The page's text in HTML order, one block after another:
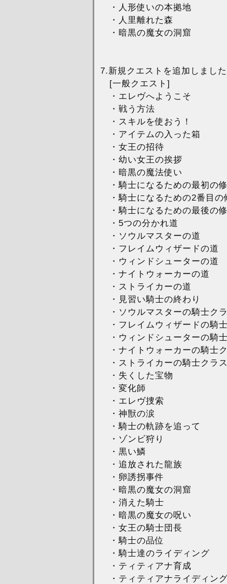
・人形使いの本拠地
・人里離れた森
・暗黒の魔女の洞窟
7.新規クエストを追加しまし
[一般クエスト]
・エレヴへようこそ
・戦う方法
・スキルを使おう！
・アイテムの入った箱
・女王の招待
・幼い女王の挨拶
・暗黒の魔法使い
・騎士になるための最初の
・騎士になるための2番目の
・騎士になるための最後の
・5つの分かれ道
・ソウルマスターの道
・フレイムウィザードの道
・ウィンドシューターの道
・ナイトウォーカーの道
・ストライカーの道
・見習い騎士の終わり
・ソウルマスターの騎士ク
・フレイムウィザードの騎
・ウィンドシューターの騎
・ナイトウォーカーの騎士
・ストライカーの騎士クラ
・失くした宝物
・変化師
・エレヴ捜索
・神獣の涙
・騎士の軌跡を追って
・ゾンビ狩り
・黒い鱗
・追放された龍族
・卵誘拐事件
・暗黒の魔女の洞窟
・消えた騎士
・暗黒の魔女の呪い
・女王の騎士団長
・騎士の品位
・騎士達のライディング
・ティティアナ育成
・ティティアナライディン